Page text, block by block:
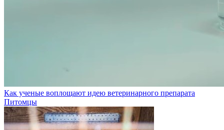
Как ученые воплощают идею ветеринарного препарата
Питомцы